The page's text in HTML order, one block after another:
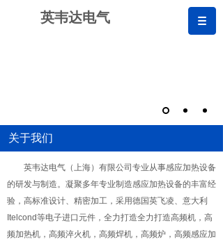
英韦达电气
关于我们
英韦达电气（上海）有限公司专业从事感应加热设备
的研发与制造。凝聚多年专业制造感应加热设备的丰富经
验，高标准设计、精密加工，采用德国英飞凌、意大利
Itelcond等电子进口元件，全力打造全力打造高频机，高
频加热机，高频淬火机，高频焊机，高频炉，高频感应加